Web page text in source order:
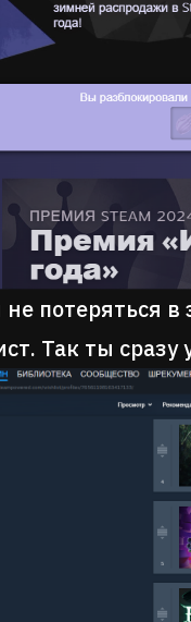
потеряться
Так ты сразу